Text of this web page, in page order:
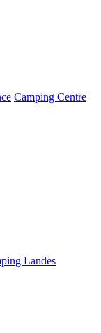
Camping Centre
Landes